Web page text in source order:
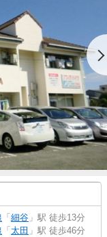
「 細谷 」駅 徒歩13分
「 太田 」駅 徒歩46分